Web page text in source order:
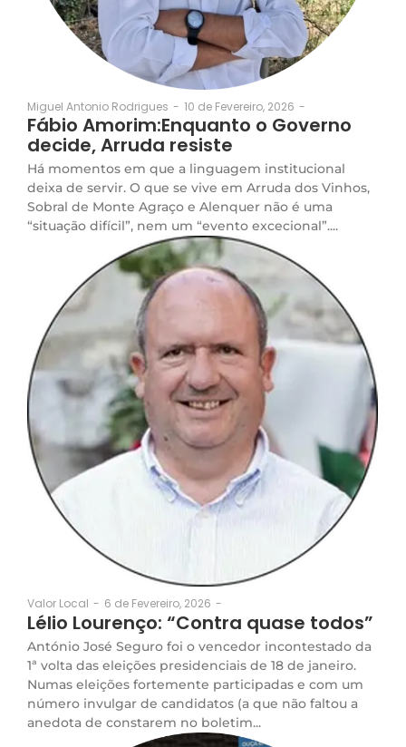
Miguel Antonio Rodrigues - 10 de Fevereiro, 2026 -
Fábio Amorim:Enquanto o Governo
decide, Arruda resiste
Há momentos em que a linguagem institucional
deixa de servir. O que se vive em Arruda dos Vinhos,
Sobral de Monte Agraço e Alenquer não é uma
“situação difícil”, nem um “evento excecional”....
Valor Local - 6 de Fevereiro, 2026 -
Lélio Lourenço: “Contra quase todos”
António José Seguro foi o vencedor incontestado da
1ª volta das eleições presidenciais de 18 de janeiro.
Numas eleições fortemente participadas e com um
número invulgar de candidatos (a que não faltou a
anedota de constarem no boletim...